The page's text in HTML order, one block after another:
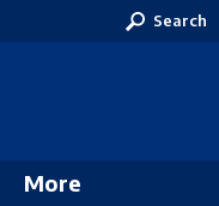
Search
More